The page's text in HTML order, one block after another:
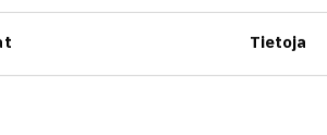
Tietoja
Ivanovic.
pelaajia, TV:sta tuttuja ja minä olin